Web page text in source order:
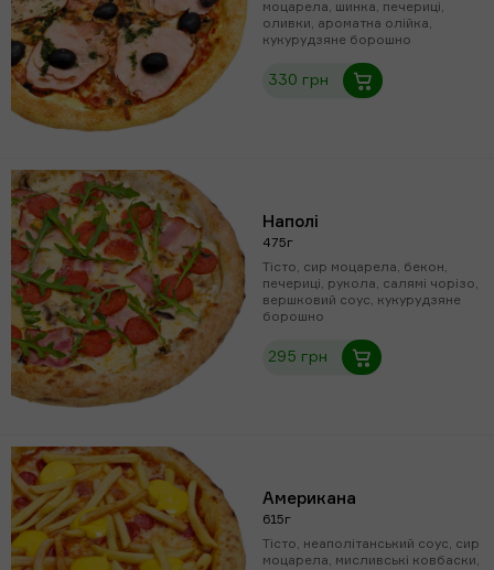
моцарела, шинка, печериці,
оливки, ароматна олійка,
кукурудзяне борошно
330 грн
Наполі
475г
Тісто, сир моцарела, бекон,
печериці, рукола, салямі чорізо,
вершковий соус, кукурудзяне
борошно
295 грн
Американа
615г
Тісто, неаполітанський соус, сир
моцарела, мисливські ковбаски,